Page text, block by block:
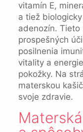
vitamín E,
a tiež
adenozín. Tieto
prospešných
posilnenia
vitality a
pokožky. Na
materskou
svoje zdravie.